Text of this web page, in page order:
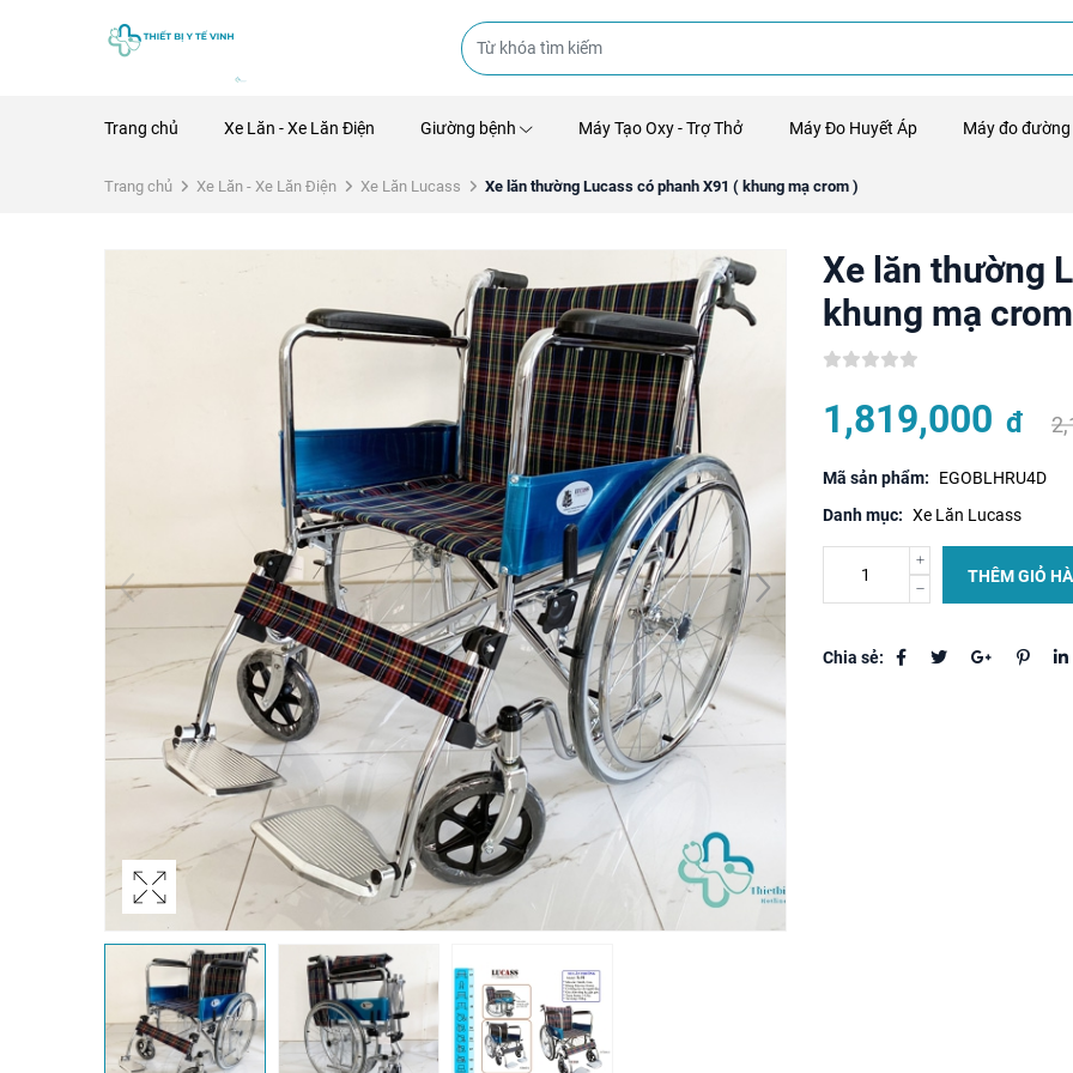
Trang chủ Xe Lăn - Xe Lăn Điện Giường bệnh Máy Tạo Oxy - Trợ Thở Máy Đo Huyết Áp Máy đo
Trang chủ Xe Lăn - Xe Lăn Điện Xe Lăn Lucass Xe lăn thường Lucass có phanh X91 ( khung mạ crom )
Xe lăn thường
khung mạ
1,819,000 đ
Mã sản phẩm:
EGOBLHRU4D
Danh mục: Xe Lăn Lucass
THÊM GIỎ
Chia sẻ: